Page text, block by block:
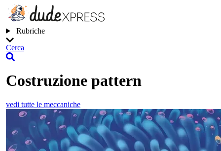
Rubriche
Cerca
Costruzione pattern
vedi tutte le meccaniche